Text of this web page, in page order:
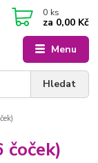
Menu
Hledat
0 ks
za 0,00 Kč